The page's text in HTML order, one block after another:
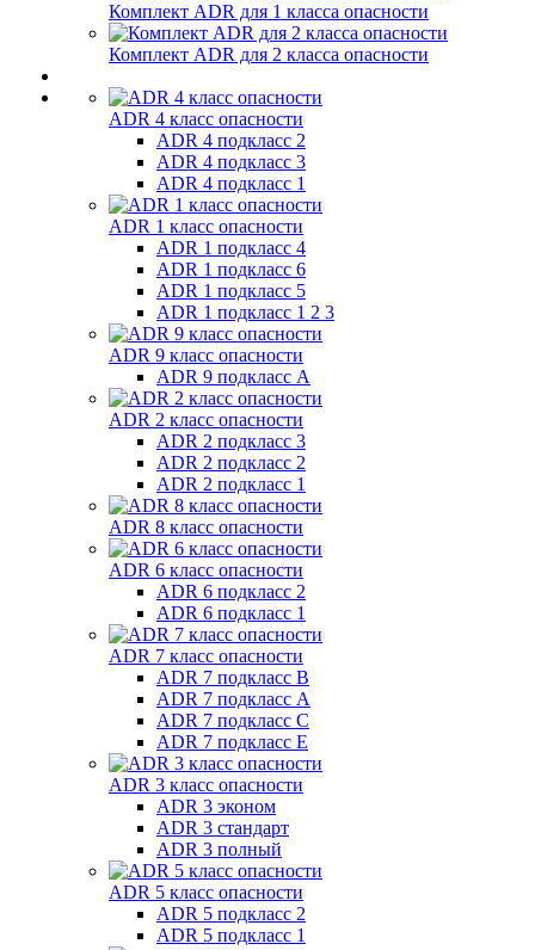
Комплект ADR для 1 класса опасности
Комплект ADR для 2 класса опасности
ADR 4 класс опасности
ADR 4 подкласс 2
ADR 4 подкласс 3
ADR 4 подкласс 1
ADR 1 класс опасности
ADR 1 подкласс 4
ADR 1 подкласс 6
ADR 1 подкласс 5
ADR 1 подкласс 1 2 3
ADR 9 класс опасности
ADR 9 подкласс A
ADR 2 класс опасности
ADR 2 подкласс 3
ADR 2 подкласс 2
ADR 2 подкласс 1
ADR 8 класс опасности
ADR 6 класс опасности
ADR 6 подкласс 2
ADR 6 подкласс 1
ADR 7 класс опасности
ADR 7 подкласс B
ADR 7 подкласс A
ADR 7 подкласс C
ADR 7 подкласс E
ADR 3 класс опасности
ADR 3 эконом
ADR 3 стандарт
ADR 3 полный
ADR 5 класс опасности
ADR 5 подкласс 2
ADR 5 подкласс 1